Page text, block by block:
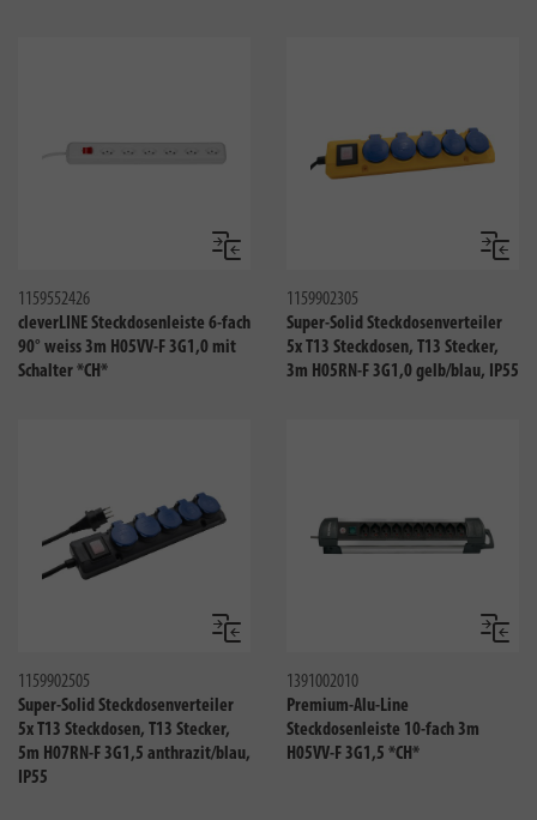
Vergleichen
1159552426
cleverLINE Steckdosenleiste 6-fach
90° weiss 3m H05VV-F 3G1,0 mit
Schalter *CH*
1159902305
Super-Solid Steckdosenverteiler
5x T13 Steckdosen, T13 Stecker,
3m H05RN-F 3G1,0 gelb/blau, IP55
Vergleichen
1159902505
Super-Solid Steckdosenverteiler
5x T13 Steckdosen, T13 Stecker,
5m H07RN-F 3G1,5 anthrazit/blau,
IP55
1391002010
Premium-Alu-Line
Steckdosenleiste 10-fach 3m
H05VV-F 3G1,5 *CH*